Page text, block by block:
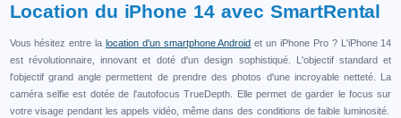
Location du iPhone 14 avec SmartRental
Vous hésitez entre la location d'un smartphone Android et un iPhone Pro ? L'iPhone 14
est révolutionnaire, innovant et doté d'un design sophistiqué. L'objectif standard et
l'objectif grand angle permettent de prendre des photos d'une incroyable netteté. La
caméra selfie est dotée de l'autofocus TrueDepth. Elle permet de garder le focus sur
votre visage pendant les appels vidéo, même dans des conditions de faible luminosité.